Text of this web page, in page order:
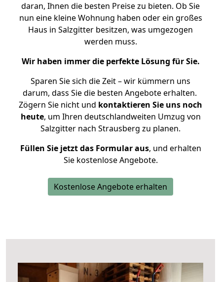
daran, Ihnen die besten Preise zu bieten. Ob Sie
nun eine kleine Wohnung haben oder ein großes
Haus in Salzgitter besitzen, was umgezogen
werden muss.
Wir haben immer die perfekte Lösung für Sie.
Sparen Sie sich die Zeit – wir kümmern uns
darum, dass Sie die besten Angebote erhalten.
Zögern Sie nicht und kontaktieren Sie uns noch
heute, um Ihren deutschlandweiten Umzug von
Salzgitter nach Strausberg zu planen.
Füllen Sie jetzt das Formular aus, und erhalten
Sie kostenlose Angebote.
Kostenlose Angebote erhalten